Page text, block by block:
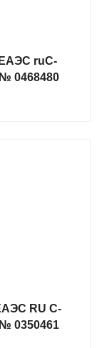
ruC-
0468480
RU C-
0350461